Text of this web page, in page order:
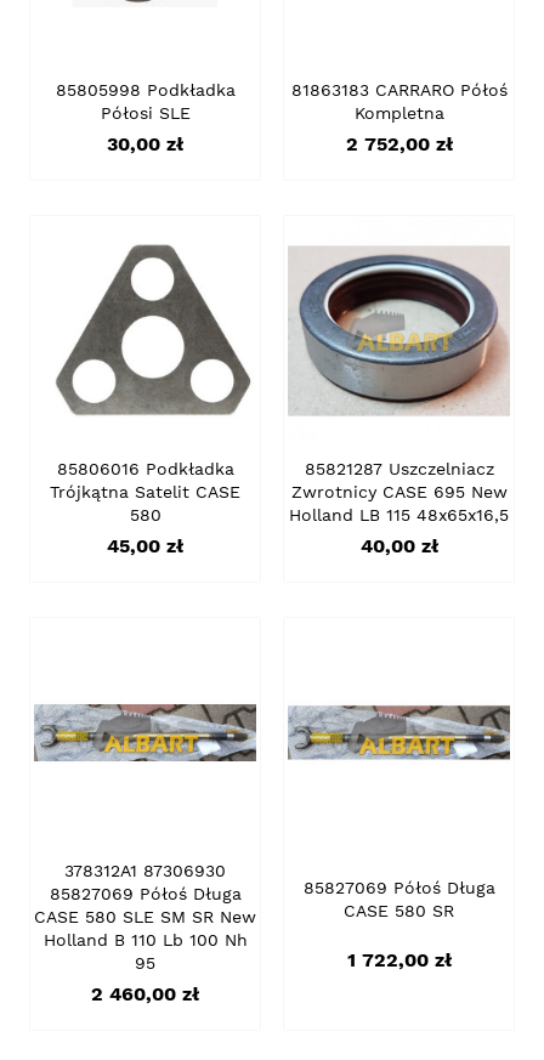
85805998 Podkładka
Półosi SLE
Cena
30,00 zł
81863183 CARRARO Półoś
Kompletna
Cena
2 752,00 zł
85806016 Podkładka
Trójkątna Satelit CASE
580
Cena
45,00 zł
85821287 Uszczelniacz
Zwrotnicy CASE 695 New
Holland LB 115 48x65x16,5
Cena
40,00 zł
378312A1 87306930
85827069 Półoś Długa
CASE 580 SLE SM SR New
Holland B 110 Lb 100 Nh
95
Cena
2 460,00 zł
85827069 Półoś Długa
CASE 580 SR
Cena
1 722,00 zł